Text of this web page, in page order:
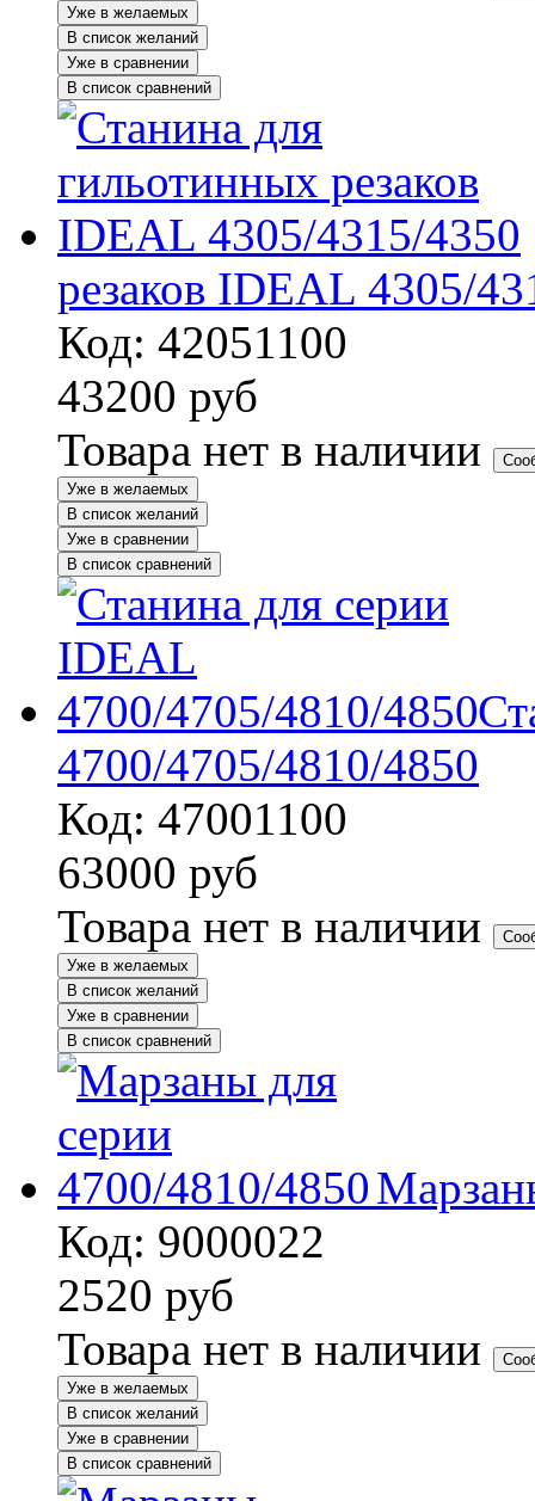
Уже в желаемых
В список желаний
Уже в сравнении
В список сравнений
резаков IDEAL 4305/
Код: 42051100
43200 руб
Товара нет в наличии
Уже в желаемых
В список желаний
Уже в сравнении
В список сравнений
4700/4705/4810/4850
Код: 47001100
63000 руб
Товара нет в наличии
Уже в желаемых
В список желаний
Уже в сравнении
В список сравнений
Код: 9000022
2520 руб
Товара нет в наличии
Уже в желаемых
В список желаний
Уже в сравнении
В список сравнений